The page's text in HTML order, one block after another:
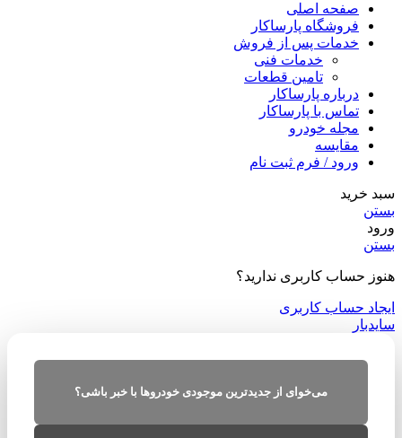
صفحه اصلی
فروشگاه پارساکار
خدمات پس از فروش
خدمات فنی
تامین قطعات
درباره پارساکار
تماس با پارساکار
مجله خودرو
مقایسه
ورود / فرم ثبت نام
سبد خرید
بستن
ورود
بستن
هنوز حساب کاربری ندارید؟
ایجاد حساب کاربری
سایدبار
می‌خوای از جدیدترین موجودی خودروها با خبر باشی؟